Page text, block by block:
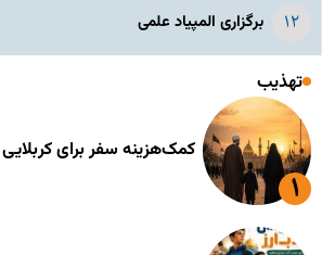
برگزاری المپیاد علمی
تهذیب
کمک‌هزینه سفر برای کربلایی